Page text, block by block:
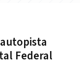
Federal